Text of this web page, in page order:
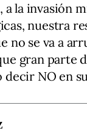
la invasión
nuestra
se va a
gran parte
decir NO en